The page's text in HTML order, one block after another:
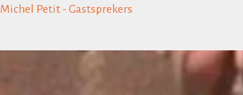
Michel Petit - Gastsprekers